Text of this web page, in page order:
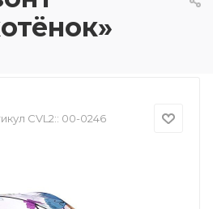
CVL2:: 00-0246